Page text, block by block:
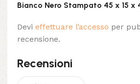
Recensioni
Bianco Nero Stampato 45 x 15 x
Devi effettuare l’accesso per
recensione.